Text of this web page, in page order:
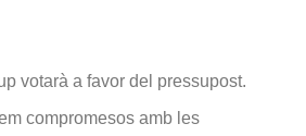
votarà a favor del pressupost.
compromesos amb les